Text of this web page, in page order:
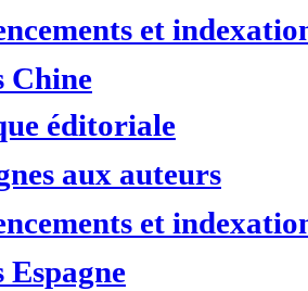
et
Chine
éditoriale
aux auteurs
et
Espagne